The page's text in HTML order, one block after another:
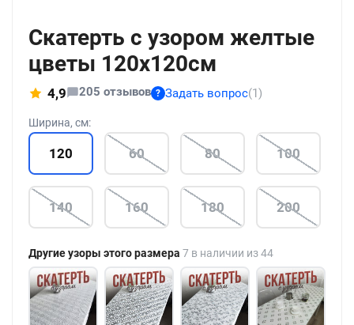
Скатерть с узором желтые
цветы 120x120см
4,9 205 отзывов ? Задать вопрос(1)
Ширина, см:
120 60 80 100
140 160 180 200
Другие узоры этого размера 7 в наличии из 44